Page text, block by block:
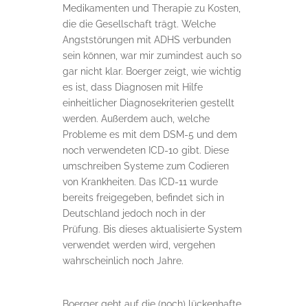
Medikamenten und Therapie zu Kosten,
die die Gesellschaft trägt. Welche
Angststörungen mit ADHS verbunden
sein können, war mir zumindest auch so
gar nicht klar. Boerger zeigt, wie wichtig
es ist, dass Diagnosen mit Hilfe
einheitlicher Diagnosekriterien gestellt
werden. Außerdem auch, welche
Probleme es mit dem DSM-5 und dem
noch verwendeten ICD-10 gibt. Diese
umschreiben Systeme zum Codieren
von Krankheiten. Das ICD-11 wurde
bereits freigegeben, befindet sich in
Deutschland jedoch noch in der
Prüfung. Bis dieses aktualisierte System
verwendet werden wird, vergehen
wahrscheinlich noch Jahre.